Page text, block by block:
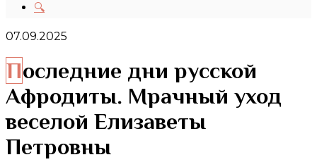
🔍
07.09.2025
Последние дни русской
Афродиты. Мрачный уход
веселой Елизаветы
Петровны